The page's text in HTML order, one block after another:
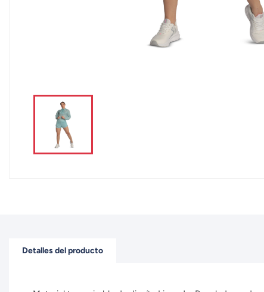
Detalles del producto